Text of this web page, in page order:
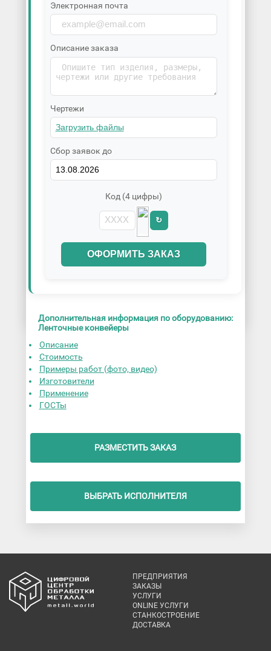
Электронная почта
Описание заказа
Чертежи
Сбор заявок до
Код (4 цифры)
↻
ОФОРМИТЬ ЗАКАЗ
Дополнительная информация по оборудованию:
Ленточные конвейеры
Описание
Стоимость
Примеры работ (фото, видео)
Изготовители
Применение
ГОСТы
РАЗМЕСТИТЬ ЗАКАЗ
ВЫБРАТЬ ИСПОЛНИТЕЛЯ
ПРЕДПРИЯТИЯ
ЗАКАЗЫ
УСЛУГИ
ONLINE УСЛУГИ
СТАНКОСТРОЕНИЕ
ДОСТАВКА